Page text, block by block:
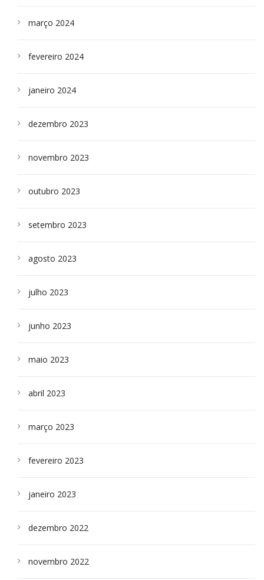
março 2024
fevereiro 2024
janeiro 2024
dezembro 2023
novembro 2023
outubro 2023
setembro 2023
agosto 2023
julho 2023
junho 2023
maio 2023
abril 2023
março 2023
fevereiro 2023
janeiro 2023
dezembro 2022
novembro 2022